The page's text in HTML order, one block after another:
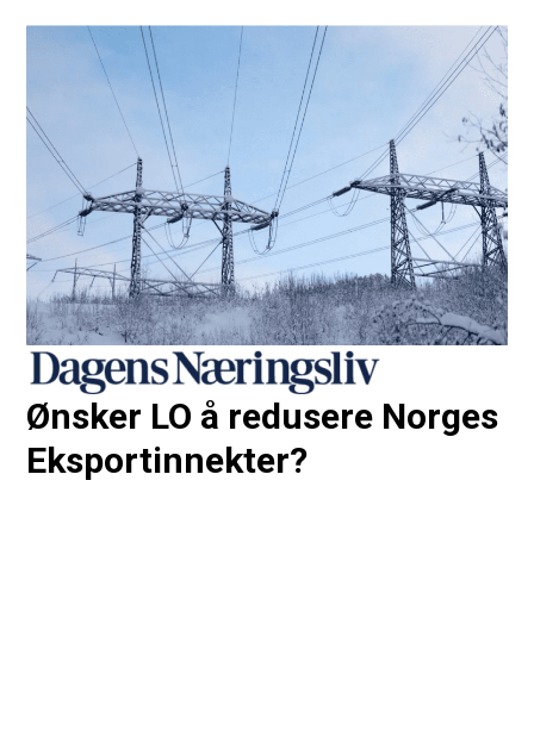
Ønsker LO å redusere Norges
Eksportinnekter?